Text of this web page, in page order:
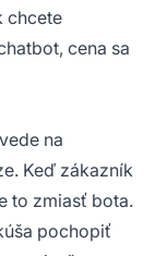
chcete
cena sa
na
Keď zákazník
to zmiasť bota.
pochopiť